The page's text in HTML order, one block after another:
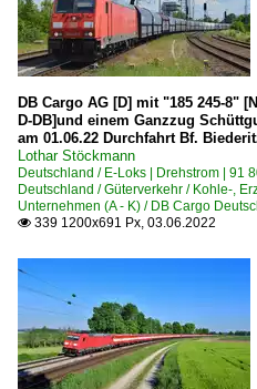
DB Cargo AG [D] mit "185 245-8"
D-DB]und einem Ganzzug
am 01.06.22 Durchfahrt Bf.
Lothar Stöckmann
Deutschland / E-Loks | Drehstrom |
Deutschland / Güterverkehr / Kohle-,
Unternehmen (A - K) / DB Cargo
 339 1200x691 Px, 03.06.2022